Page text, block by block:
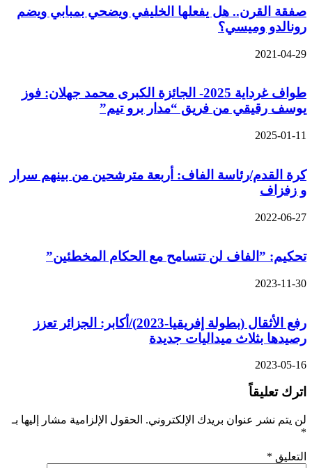
القرن.. هل يفعلها الخليفي ويضحي بمبابي ويضم
وميسي؟
2021-04-
طواف غرداية 2025- الجائزة الكبرى محمد جهلان: فوز
رقيقي من فريق “مدار برو تيم”
2025-01-
القدم/رئاسة الفاف: أربعة مترشحين من بينهم سرار
زفزاف
2022-06-
”الفاف لن تتسامح مع الحكام المخطئين”
2023-11-
رفع الأثقال (بطولة إفريقيا-2023)/أكابر: الجزائر تعزز
بثلاث ميداليات جديدة
2023-05-
تعليقاً
يتم نشر عنوان بريدك الإلكتروني. الحقول الإلزامية مشار إليها بـ
*